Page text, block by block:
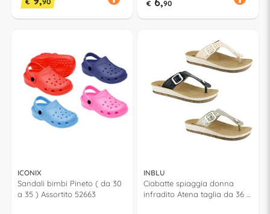
€ 90
ICONIX
Sandali bimbi Pineto ( da 30
a 35 ) Assortito 52663
INBLU
Ciabatte spiaggia donna
infradito Atena taglia da 36 a